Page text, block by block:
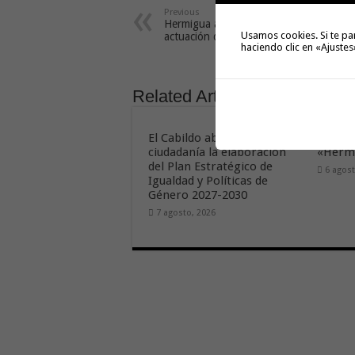
Previous
Hermigua acoge este sábado la
actuación del Quinteto Vicanca’
Related Articles
El Cabildo abre a la
ciudadanía la elaboración
del Plan Estratégico de
Igualdad y Políticas de
Género 2027-2030
7 agosto, 2026
6
Usamos cookies. Si te
haciendo clic en